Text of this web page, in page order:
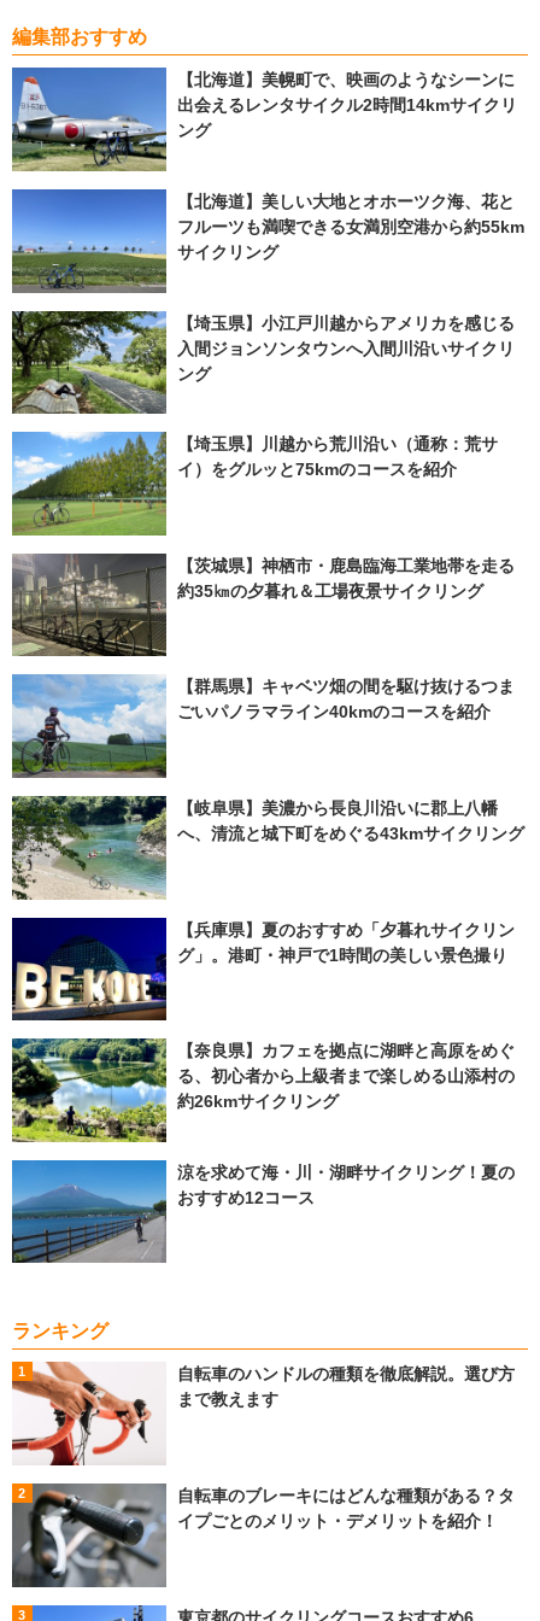
編集部おすすめ
【北海道】美幌町で、映画のようなシーンに
出会えるレンタサイクル2時間14kmサイクリ
ング
【北海道】美しい大地とオホーツク海、花と
フルーツも満喫できる女満別空港から約55km
サイクリング
【埼玉県】小江戸川越からアメリカを感じる
入間ジョンソンタウンへ入間川沿いサイクリ
ング
【埼玉県】川越から荒川沿い（通称：荒サ
イ）をグルッと75kmのコースを紹介
【茨城県】神栖市・鹿島臨海工業地帯を走る
約35㎞の夕暮れ＆工場夜景サイクリング
【群馬県】キャベツ畑の間を駆け抜けるつま
ごいパノラマライン40kmのコースを紹介
【岐阜県】美濃から長良川沿いに郡上八幡
へ、清流と城下町をめぐる43kmサイクリング
【兵庫県】夏のおすすめ「夕暮れサイクリン
グ」。港町・神戸で1時間の美しい景色撮り
【奈良県】カフェを拠点に湖畔と高原をめぐ
る、初心者から上級者まで楽しめる山添村の
約26kmサイクリング
涼を求めて海・川・湖畔サイクリング！夏の
おすすめ12コース
ランキング
自転車のハンドルの種類を徹底解説。選び方
まで教えます
自転車のブレーキにはどんな種類がある？タ
イプごとのメリット・デメリットを紹介！
東京都のサイクリングコースおすすめ6